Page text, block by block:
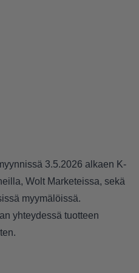
3.5.2026 alkaen K-
Wolt Marketeissa, sekä
myymälöissä.
yhteydessä tuotteen